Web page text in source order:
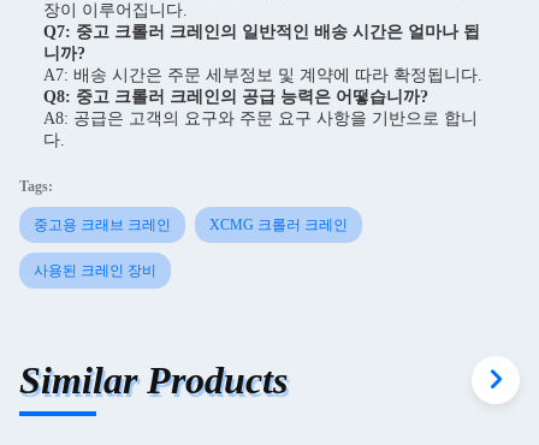
장이 이루어집니다.
Q7: 중고 크롤러 크레인의 일반적인 배송 시간은 얼마나 됩
니까?
A7: 배송 시간은 주문 세부정보 및 계약에 따라 확정됩니다.
Q8: 중고 크롤러 크레인의 공급 능력은 어떻습니까?
A8: 공급은 고객의 요구와 주문 요구 사항을 기반으로 합니
다.
Tags:
중고용 크래브 크레인 XCMG 크롤러 크레인
사용된 크레인 장비
Similar Products